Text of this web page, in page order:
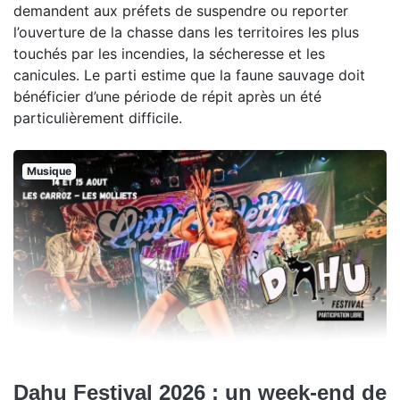
demandent aux préfets de suspendre ou reporter
l’ouverture de la chasse dans les territoires les plus
touchés par les incendies, la sécheresse et les
canicules. Le parti estime que la faune sauvage doit
bénéficier d’une période de répit après un été
particulièrement difficile.
Musique
Dahu Festival 2026 : un week-end de